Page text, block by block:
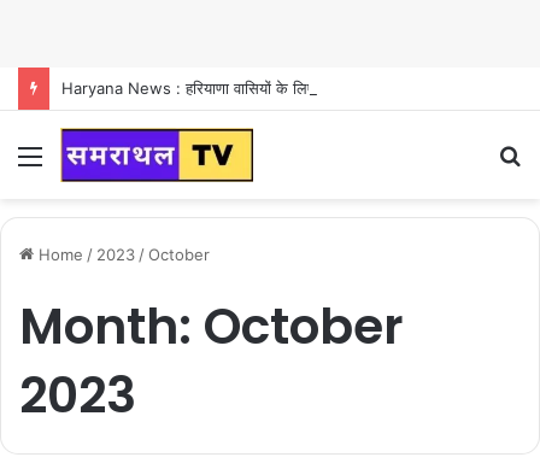
Menu
Home / 2023/October
Month: October
2023